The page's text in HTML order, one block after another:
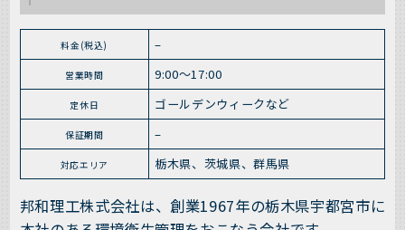
料金(税込) –
営業時間 9:00～17:00
定休日 ゴールデンウィークなど
保証期間 –
対応エリア 栃木県、茨城県、群馬県
邦和理工株式会社は、創業1967年の栃木県宇都宮市に